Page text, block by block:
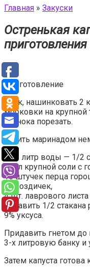
Главная » Закуски
Остренькая
приготовления
Приготовление
Итак, нашинковать 2
морковки на крупной
чеснока порезать.
Залить маринадом
на 1 литр воды — 1/2
2ст.л крупной соли с
10 штучек перца
5 гвоздичек,
4 шт. лаврового
добавить 1/2 стакана
9% уксуса.
Придавить гнетом до
3-х литровую банку и
Затем капуста